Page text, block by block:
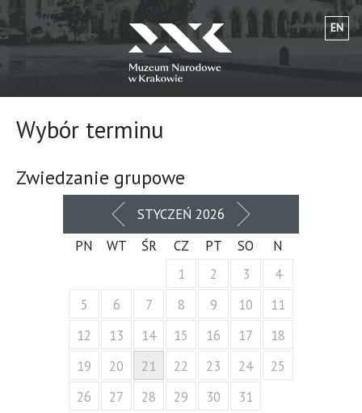
EN
Wybór terminu
Zwiedzanie grupowe
POPRZEDNI
MIESIĄC
STYCZEŃ 2026
NASTĘPNY
MIESIĄC
PN WT ŚR CZ PT SO
N
1
2 3
4
5
6 7 8 9 10
11
12
13 14 15 16 17
18
19
20 21 22 23 24
25
26
27 28 29 30 31